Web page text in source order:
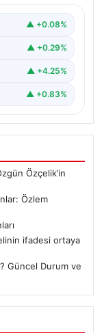
bir sayfa
▲ +0.08%
▲ +0.29%
▲ +4.25%
▲ +0.83%
Özçelik’in
Özlem
ifadesi ortaya
Güncel Durum ve